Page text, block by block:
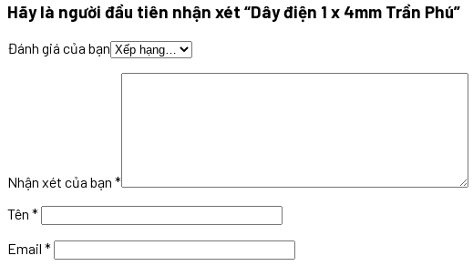
Hãy là người đầu tiên nhận xét “Dây điện 1 x 4mm Trần Phú”
Đánh giá của bạn
Nhận xét của bạn *
Tên *
Email *